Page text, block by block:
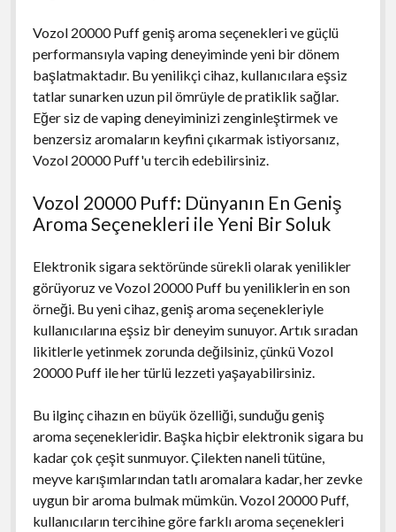
Vozol 20000 Puff geniş aroma seçenekleri ve güçlü
performansıyla vaping deneyiminde yeni bir dönem
başlatmaktadır. Bu yenilikçi cihaz, kullanıcılara eşsiz
tatlar sunarken uzun pil ömrüyle de pratiklik sağlar.
Eğer siz de vaping deneyiminizi zenginleştirmek ve
benzersiz aromaların keyfini çıkarmak istiyorsanız,
Vozol 20000 Puff'u tercih edebilirsiniz.
Vozol 20000 Puff: Dünyanın En Geniş
Aroma Seçenekleri ile Yeni Bir Soluk
Elektronik sigara sektöründe sürekli olarak yenilikler
görüyoruz ve Vozol 20000 Puff bu yeniliklerin en son
örneği. Bu yeni cihaz, geniş aroma seçenekleriyle
kullanıcılarına eşsiz bir deneyim sunuyor. Artık sıradan
likitlerle yetinmek zorunda değilsiniz, çünkü Vozol
20000 Puff ile her türlü lezzeti yaşayabilirsiniz.
Bu ilginç cihazın en büyük özelliği, sunduğu geniş
aroma seçenekleridir. Başka hiçbir elektronik sigara bu
kadar çok çeşit sunmuyor. Çilekten naneli tütüne,
meyve karışımlarından tatlı aromalara kadar, her zevke
uygun bir aroma bulmak mümkün. Vozol 20000 Puff,
kullanıcıların tercihine göre farklı aroma seçenekleri